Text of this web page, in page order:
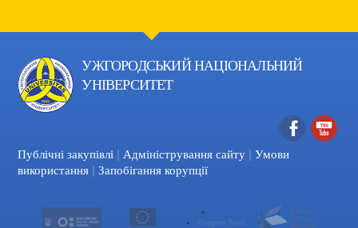
УЖГОРОДСЬКИЙ НАЦІОНАЛЬНИЙ
УНІВЕРСИТЕТ
Facebook
Публічні закупівлі | Адміністрування сайту | Умови
використання | Запобігання корупції